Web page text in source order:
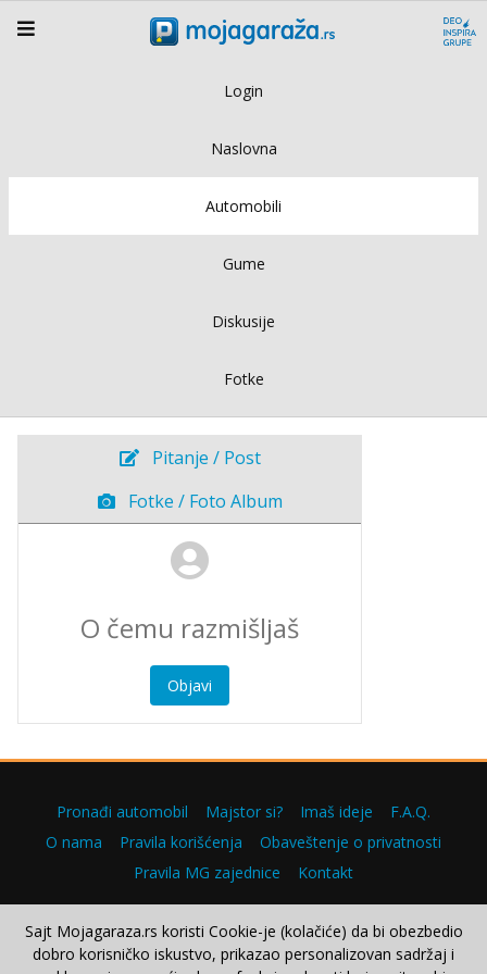
Login
Naslovna
Automobili
Gume
Diskusije
Fotke
Pitanje / Post
Fotke / Foto Album
Objavi
Pronađi automobil Majstor si? Imaš ideje
F.A.Q.
O nama
Pravila korišćenja
Obaveštenje o privatnosti
Pravila MG zajednice
Kontakt
Copyright © 2000–2026.
Sajt Mojagaraza.rs koristi Cookie-je (kolačiće) da bi obezbedio
dobro korisničko iskustvo, prikazao personalizovan sadržaj i